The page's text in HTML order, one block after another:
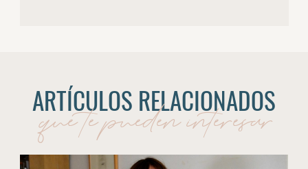
ARTÍCULOS RELACIONADOS
que te pueden interesar